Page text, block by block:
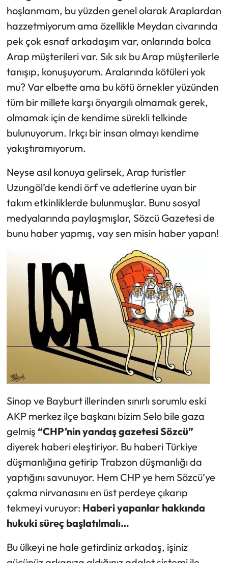
hoşlanmam, bu yüzden genel olarak Araplardan
hazzetmiyorum ama özellikle Meydan civarında
pek çok esnaf arkadaşım var, onlarında bolca
Arap müşterileri var. Sık sık bu Arap müşterilerle
tanışıp, konuşuyorum. Aralarında kötüleri yok
mu? Var elbette ama bu kötü örnekler yüzünden
tüm bir millete karşı önyargılı olmamak gerek,
olmamak için de kendime sürekli telkinde
bulunuyorum. Irkçı bir insan olmayı kendime
yakıştıramıyorum.
Neyse asıl konuya gelirsek, Arap turistler
Uzungöl’de kendi örf ve adetlerine uyan bir
takım etkinliklerde bulunmuşlar. Bunu sosyal
medyalarında paylaşmışlar, Sözcü Gazetesi de
bunu haber yapmış, vay sen misin haber yapan!
Sinop ve Bayburt illerinden sınırlı sorumlu eski
AKP merkez ilçe başkanı bizim Selo bile gaza
gelmiş “CHP’nin yandaş gazetesi Sözcü”
diyerek haberi eleştiriyor. Bu haberi Türkiye
düşmanlığına getirip Trabzon düşmanlığı da
yaptığını savunuyor. Hem CHP ye hem Sözcü’ye
çakma nirvanasını en üst perdeye çıkarıp
tekmeyi vuruyor: Haberi yapanlar hakkında
hukuki süreç başlatılmalı…
Bu ülkeyi ne hale getirdiniz arkadaş, işiniz